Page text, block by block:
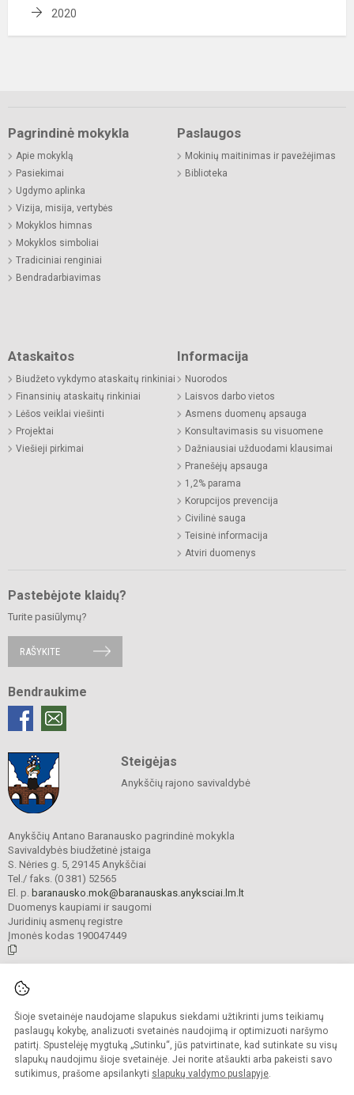
Šioje svetainėje naudojame slapukus siekdami užtikrinti jums teikiamų
paslaugų kokybę, analizuoti svetainės naudojimą ir optimizuoti naršymo
patirtį. Spustelėję mygtuką „Sutinku“, jūs patvirtinate, kad sutinkate su visų
slapukų naudojimu šioje svetainėje. Jei norite atšaukti arba pakeisti savo
sutikimus, prašome apsilankyti slapukų valdymo puslapyje.
2020
Pagrindinė mokykla
Apie mokyklą
Pasiekimai
Ugdymo aplinka
Vizija, misija, vertybės
Mokyklos himnas
Mokyklos simboliai
Tradiciniai renginiai
Bendradarbiavimas
Paslaugos
Mokinių maitinimas ir pavežėjimas
Biblioteka
Ataskaitos
Biudžeto vykdymo ataskaitų rinkiniai
Finansinių ataskaitų rinkiniai
Lėšos veiklai viešinti
Projektai
Viešieji pirkimai
Informacija
Nuorodos
Laisvos darbo vietos
Asmens duomenų apsauga
Konsultavimasis su visuomene
Dažniausiai užduodami klausimai
Pranešėjų apsauga
1,2% parama
Korupcijos prevencija
Civilinė sauga
Teisinė informacija
Atviri duomenys
Pastebėjote klaidų?
Turite pasiūlymų?
RAŠYKITE
Bendraukime
Steigėjas
Anykščių rajono savivaldybė
Anykščių Antano Baranausko pagrindinė mokykla
Savivaldybės biudžetinė įstaiga
S. Nėries g. 5, 29145 Anykščiai
Tel./ faks. (0 381) 52565
El. p. baranausko.mok@baranauskas.anyksciai.lm.lt
Duomenys kaupiami ir saugomi
Juridinių asmenų registre
Įmonės kodas 190047449
Kopijuoti turinį be raštiško mokyklos administracijos sutikimo griežtai
draudžiama.
Prieinamumo paraiška Slapukų valdymas
Sumanus būdas atnaujinti